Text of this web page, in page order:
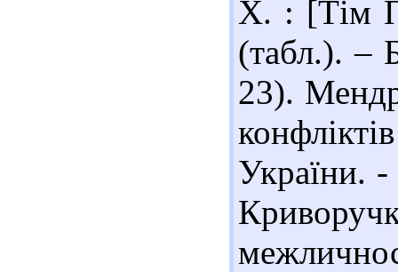
Х. : [Тім
(табл.). –
23).
України.